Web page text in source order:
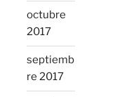
octubre
2017
septiemb
re 2017